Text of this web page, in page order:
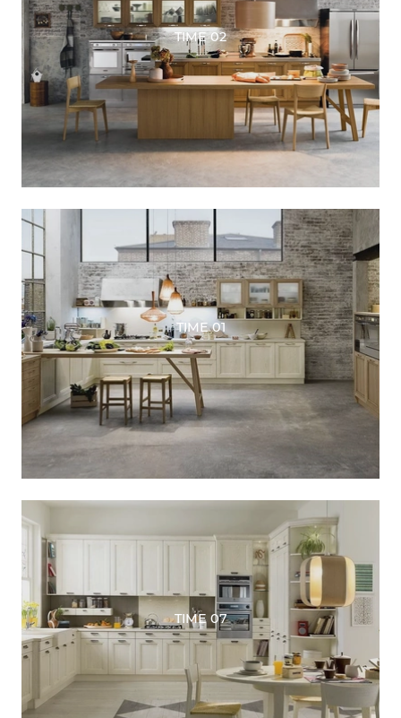
TIME 02
TIME 01
TIME 07